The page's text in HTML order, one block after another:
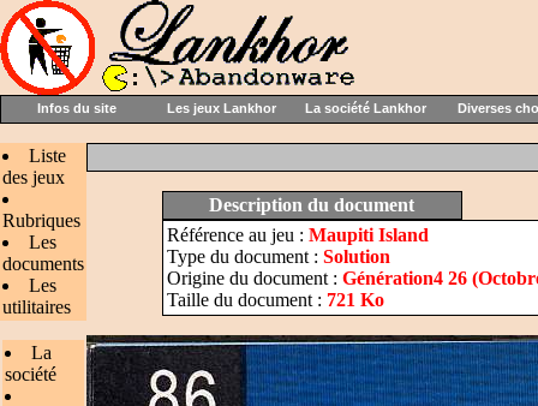
Infos du site Les jeux Lankhor La société Lankhor Diverses
Liste
des jeux
Rubriques
Les
documents
Les
utilitaires
La
société
Description du document
Référence au jeu : Maupiti Island
Type du document : Solution
Origine du document : Génération4 26
Taille du document : 721 Ko